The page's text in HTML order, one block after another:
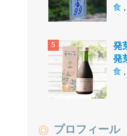
食
発
発
食
プロフィール